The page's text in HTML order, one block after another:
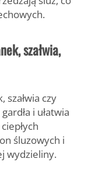
szałwia,
szałwia czy
i ułatwia
śluzowych i
wydzieliny.